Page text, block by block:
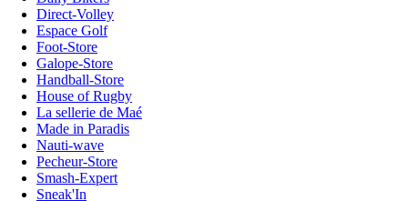
Direct-Volley
Espace Golf
Foot-Store
Galope-Store
Handball-Store
House of Rugby
La sellerie de Maé
Made in Paradis
Nauti-wave
Pecheur-Store
Smash-Expert
Sneak'In